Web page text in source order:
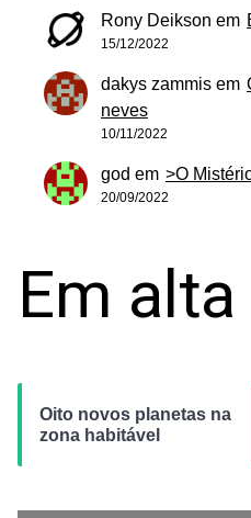
Rony Deikson em
15/12/2022
dakys zammis em
neves
10/11/2022
god em >O
20/09/2022
Em alta
Oito novos planetas na
zona habitável